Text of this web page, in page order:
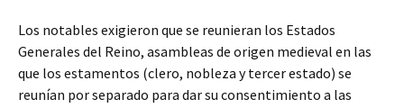
Los notables exigieron que se reunieran los Estados
Generales del Reino, asambleas de origen medieval en las
que los estamentos (clero, nobleza y tercer estado) se
reunían por separado para dar su consentimiento a las